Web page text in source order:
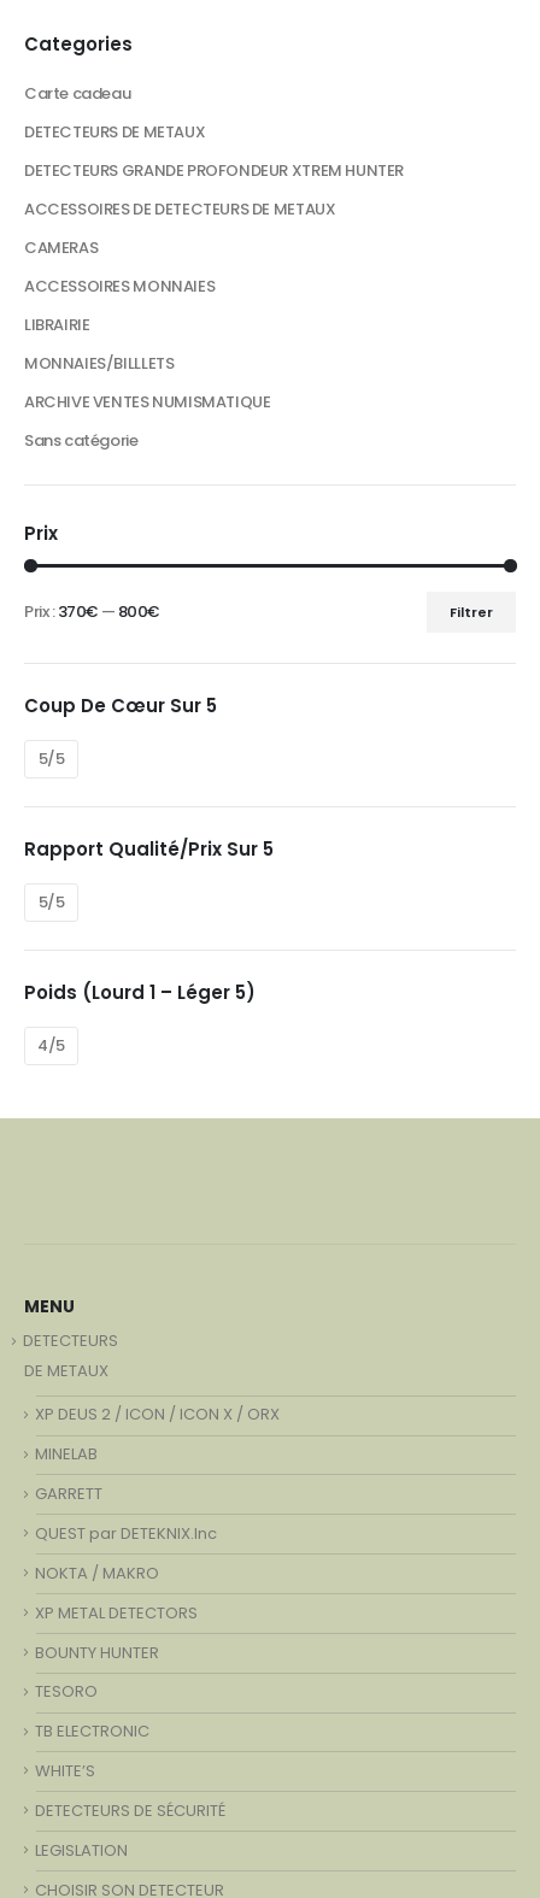
Categories
Carte cadeau
DETECTEURS DE METAUX
DETECTEURS GRANDE PROFONDEUR XTREM HUNTER
ACCESSOIRES DE DETECTEURS DE METAUX
CAMERAS
ACCESSOIRES MONNAIES
LIBRAIRIE
MONNAIES/BILLLETS
ARCHIVE VENTES NUMISMATIQUE
Sans catégorie
Prix
Filtrer
Prix :370€ — 800€
Coup De Cœur Sur 5
5/5
Rapport Qualité/prix Sur 5
5/5
Poids (Lourd 1 – Léger 5)
4/5
MENU
DETECTEURS
DE METAUX
XP DEUS 2 / ICON / ICON X / ORX
MINELAB
GARRETT
QUEST par DETEKNIX.Inc
NOKTA / MAKRO
XP METAL DETECTORS
BOUNTY HUNTER
TESORO
TB ELECTRONIC
WHITE’S
DETECTEURS DE SÉCURITÉ
LEGISLATION
CHOISIR SON DETECTEUR